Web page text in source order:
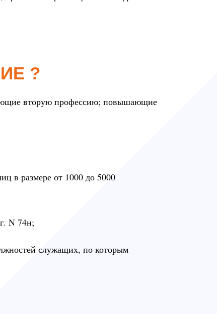
?
в размере от 1000 до 5000
N 74н;
служащих, по которым
вторую профессию; повышающие